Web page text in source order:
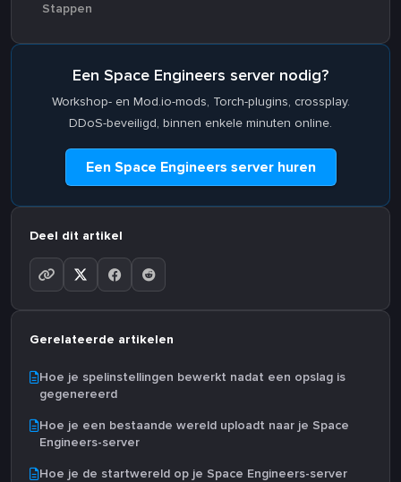
Stappen
Een Space Engineers server nodig?
Workshop- en Mod.io-mods, Torch-plugins, crossplay.
DDoS-beveiligd, binnen enkele minuten online.
Een Space Engineers server huren
Deel dit artikel
Gerelateerde artikelen
Hoe je spelinstellingen bewerkt nadat een opslag is
gegenereerd
Hoe je een bestaande wereld uploadt naar je Space
Engineers-server
Hoe je de startwereld op je Space Engineers-server